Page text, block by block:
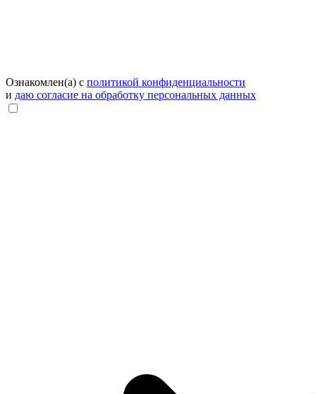
Ознакомлен(а) с политикой конфиденциальности
и даю согласие на обработку персональных данных